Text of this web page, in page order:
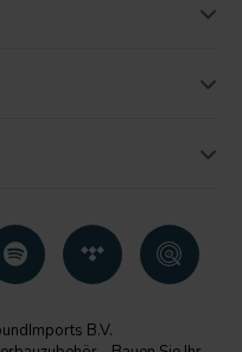
B.V.